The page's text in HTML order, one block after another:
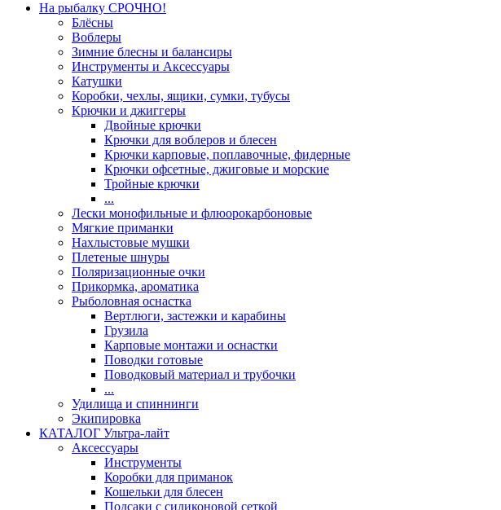
На рыбалку СРОЧНО!
Блёсны
Воблеры
Зимние блесны и балансиры
Инструменты и Аксессуары
Катушки
Коробки, чехлы, ящики, сумки, тубусы
Крючки и джиггеры
Двойные крючки
Крючки для воблеров и блесен
Крючки карповые, поплавочные, фидерные
Крючки офсетные, джиговые и морские
Тройные крючки
...
Лески монофильные и флюорокарбоновые
Мягкие приманки
Нахлыстовые мушки
Плетеные шнуры
Поляризационные очки
Прикормка, ароматика
Рыболовная оснастка
Вертлюги, застежки и карабины
Грузила
Карповые монтажи и оснастки
Поводки готовые
Поводковый материал и трубочки
...
Удилища и спиннинги
Экипировка
КАТАЛОГ Ультра-лайт
Аксессуары
Инструменты
Коробки для приманок
Кошельки для блесен
Подсаки с силиконовой сеткой